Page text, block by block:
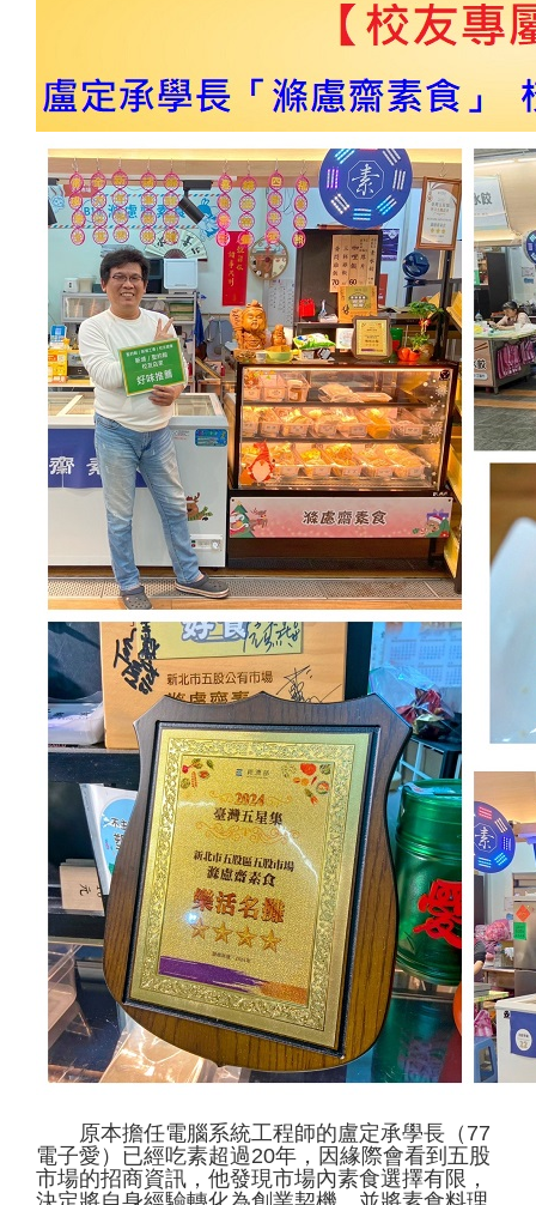
原本擔任電腦系統工程師的盧定承學長（77
電子愛）已經吃素超過20年，因緣際會看到五股
市場的招商資訊，他發現市場內素食選擇有限，